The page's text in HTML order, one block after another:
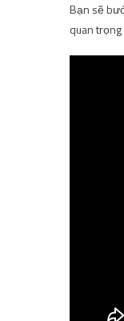
Bạn sẽ
quan